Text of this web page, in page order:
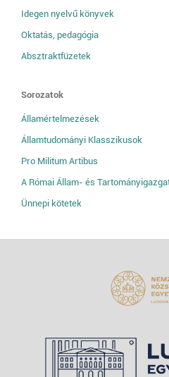
Idegen nyelvű könyvek
Oktatás, pedagógia
Absztraktfüzetek
Sorozatok
Államértelmezések
Államtudományi Klasszikusok
Pro Militum Artibus
A Római Állam- és
Ünnepi kötetek